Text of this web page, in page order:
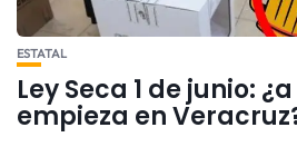
ESTATAL
Ley Seca 1 de junio:
empieza en